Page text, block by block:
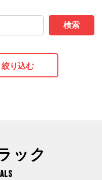
検索
絞り込む
ック